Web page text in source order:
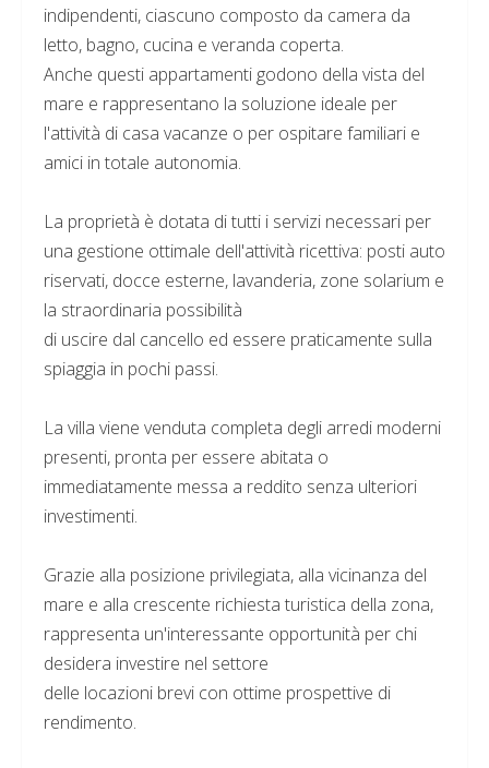
indipendenti, ciascuno composto da camera da
letto, bagno, cucina e veranda coperta.
Anche questi appartamenti godono della vista del
mare e rappresentano la soluzione ideale per
l'attività di casa vacanze o per ospitare familiari e
amici in totale autonomia.
La proprietà è dotata di tutti i servizi necessari per
una gestione ottimale dell'attività ricettiva: posti auto
riservati, docce esterne, lavanderia, zone solarium e
la straordinaria possibilità
di uscire dal cancello ed essere praticamente sulla
spiaggia in pochi passi.
La villa viene venduta completa degli arredi moderni
presenti, pronta per essere abitata o
immediatamente messa a reddito senza ulteriori
investimenti.
Grazie alla posizione privilegiata, alla vicinanza del
mare e alla crescente richiesta turistica della zona,
rappresenta un'interessante opportunità per chi
desidera investire nel settore
delle locazioni brevi con ottime prospettive di
rendimento.